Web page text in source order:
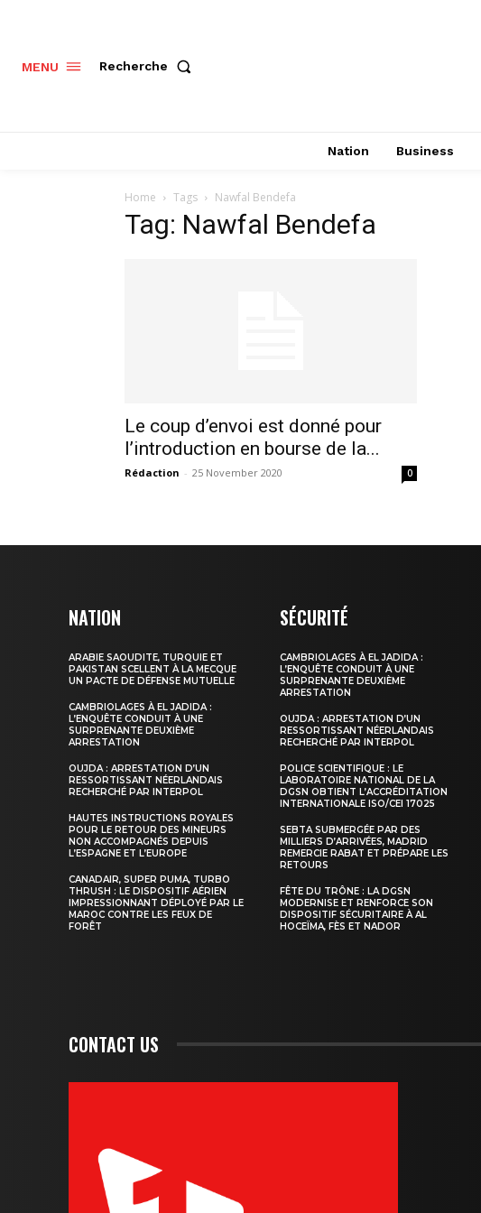
l'intelligence de
l'information
S'ABONNER MAINTENANT
MENU Recherche
Nation Business
Home Tags Nawfal Bendefa
Tag: Nawfal Bendefa
Le coup d’envoi est donné pour
l’introduction en bourse de la...
Rédaction - 25 November 2020 0
NATION
ARABIE SAOUDITE, TURQUIE ET
PAKISTAN SCELLENT À LA MECQUE
UN PACTE DE DÉFENSE MUTUELLE
CAMBRIOLAGES À EL JADIDA :
L’ENQUÊTE CONDUIT À UNE
SURPRENANTE DEUXIÈME
ARRESTATION
OUJDA : ARRESTATION D’UN
RESSORTISSANT NÉERLANDAIS
RECHERCHÉ PAR INTERPOL
HAUTES INSTRUCTIONS ROYALES
POUR LE RETOUR DES MINEURS
NON ACCOMPAGNÉS DEPUIS
L’ESPAGNE ET L’EUROPE
CANADAIR, SUPER PUMA, TURBO
THRUSH : LE DISPOSITIF AÉRIEN
IMPRESSIONNANT DÉPLOYÉ PAR LE
MAROC CONTRE LES FEUX DE
FORÊT
SÉCURITÉ
CAMBRIOLAGES À EL JADIDA :
L’ENQUÊTE CONDUIT À UNE
SURPRENANTE DEUXIÈME
ARRESTATION
OUJDA : ARRESTATION D’UN
RESSORTISSANT NÉERLANDAIS
RECHERCHÉ PAR INTERPOL
POLICE SCIENTIFIQUE : LE
LABORATOIRE NATIONAL DE LA
DGSN OBTIENT L’ACCRÉDITATION
INTERNATIONALE ISO/CEI 17025
SEBTA SUBMERGÉE PAR DES
MILLIERS D’ARRIVÉES, MADRID
REMERCIE RABAT ET PRÉPARE LES
RETOURS
FÊTE DU TRÔNE : LA DGSN
MODERNISE ET RENFORCE SON
DISPOSITIF SÉCURITAIRE À AL
HOCEÏMA, FÈS ET NADOR
CONTACT US